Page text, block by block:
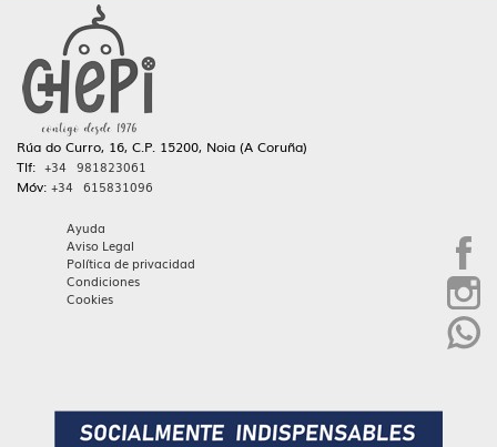
Rúa do Curro, 16, C.P. 15200, Noia (A Coruña)
Tlf: +34 981823061
Móv: +34 615831096
Ayuda
Aviso Legal
Política de privacidad
Condiciones
Cookies